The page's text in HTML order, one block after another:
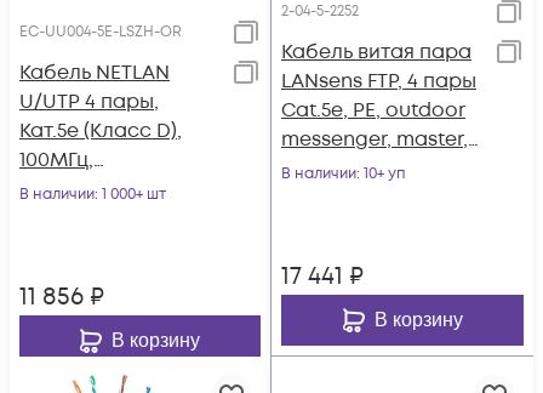
EC-UU004-5E-LSZH-OR
Кабель NETLAN
U/UTP 4 пары,
Кат.5e (Класс D),
100МГц,
одножильный, BC
оранжевый, 305м
В наличии: 1 000+ шт
11 856 ₽
В корзину
2-04-5-2252
Кабель витая пара
LANsens FTP, 4 пары
Cat.5e, PE, outdoor
messenger, master,
305м
В наличии: 10+ уп
17 441 ₽
В корзину